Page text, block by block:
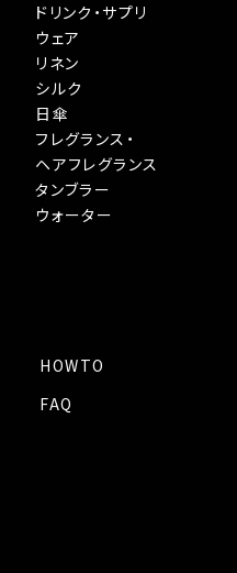
ドリンク・サプリ
ウェア
リネン
シルク
日傘
フレグランス・
ヘアフレグランス
タンブラー
ウォーター
HOWTO
FAQ